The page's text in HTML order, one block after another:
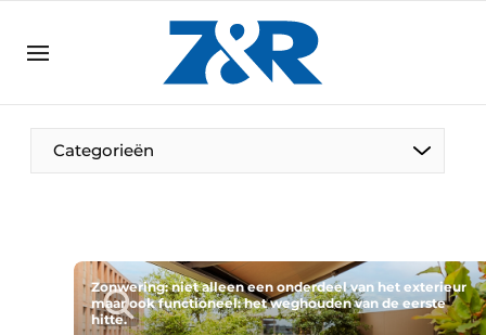
DE EN
NL
Categorieën
Zonwering: niet alleen een onderdeel van het exterieur
maar ook functioneel: het weghouden van de eerste
hitte.